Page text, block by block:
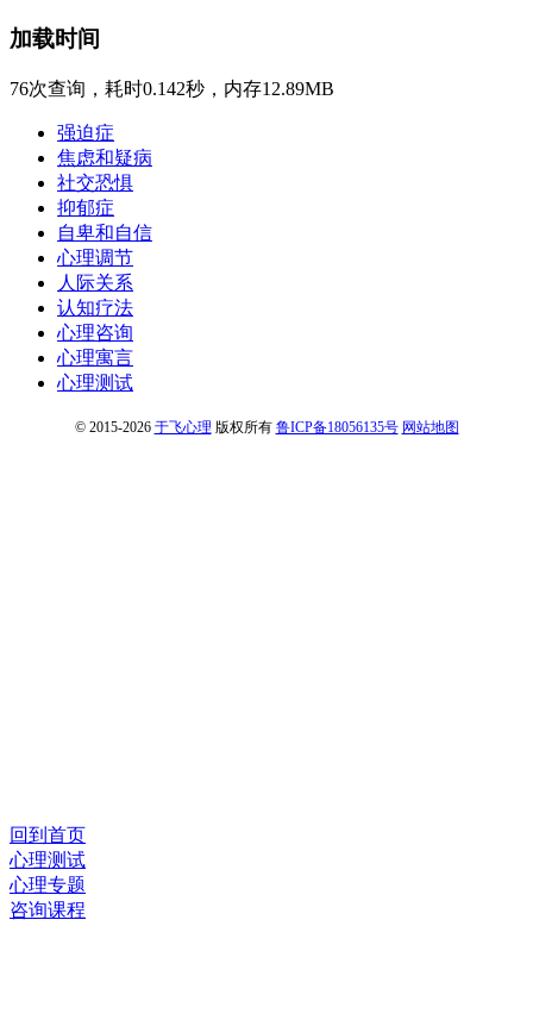
加载时间
76次查询，耗时0.142秒，内存12.89MB
强迫症
焦虑和疑病
社交恐惧
抑郁症
自卑和自信
心理调节
人际关系
认知疗法
心理咨询
心理寓言
心理测试
© 2015-2026 于飞心理 版权所有 鲁ICP备18056135号 网站地图
回到首页
心理测试
心理专题
咨询课程